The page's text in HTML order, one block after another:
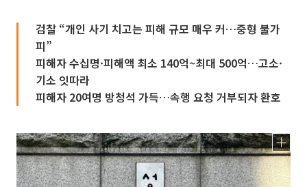
검찰 “개인 사기 치고는 피해 규모 매우 커…중형 불가
피”
피해자 수십명·피해액 최소 140억~최대 500억…고소·
기소 잇따라
피해자 20여명 방청석 가득…속행 요청 거부되자 환호